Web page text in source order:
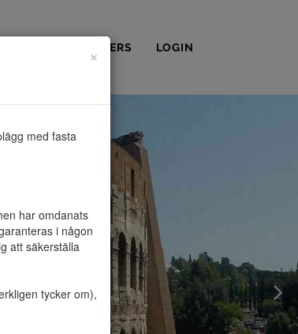
PARTNERS LOGIN
×
med fasta
har omdanats
i någon
att säkerställa
tycker om),